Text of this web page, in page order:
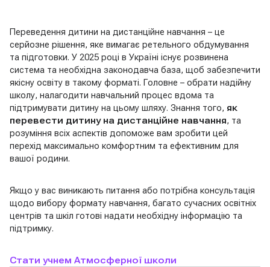
Переведення дитини на дистанційне навчання – це
серйозне рішення, яке вимагає ретельного обдумування
та підготовки. У 2025 році в Україні існує розвинена
система та необхідна законодавча база, щоб забезпечити
якісну освіту в такому форматі. Головне – обрати надійну
школу, налагодити навчальний процес вдома та
підтримувати дитину на цьому шляху. Знання того, як
перевести дитину на дистанційне навчання, та
розуміння всіх аспектів допоможе вам зробити цей
перехід максимально комфортним та ефективним для
вашої родини.
Якщо у вас виникають питання або потрібна консультація
щодо вибору формату навчання, багато сучасних освітніх
центрів та шкіл готові надати необхідну інформацію та
підтримку.
Стати учнем Атмосферної школи